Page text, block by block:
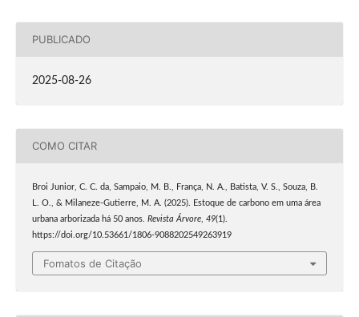
PUBLICADO
2025-08-26
COMO CITAR
Broi Junior, C. C. da, Sampaio, M. B., França, N. A., Batista, V. S., Souza, B.
L. O., & Milaneze-Gutierre, M. A. (2025). Estoque de carbono em uma área
urbana arborizada há 50 anos. Revista Árvore, 49(1).
https://doi.org/10.53661/1806-9088202549263919
Fomatos de Citação